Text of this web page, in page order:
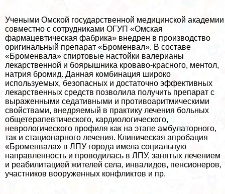
Учеными Омской государственной медицинской академии
совместно с сотрудниками ОГУП «Омская
фармацевтическая фабрика» внедрен в производство
оригинальный препарат «Броменвал». В составе
«Броменвала» спиртовые настойки валерианы
лекарственной и боярышника кроваво-красного, ментол,
натрия бромид. Данная комбинация широко
используемых, безопасных и достаточно эффективных
лекарственных средств позволила получить препарат с
выраженными седативными и противоаритмическими
свойствами, внедряемый в пpaктику лечения больных
общетерапевтического, кардиологического,
неврологического профиля как на этапе амбулаторного,
так и стационарного лечения. Клиническая апробация
«Броменвала» в ЛПУ города имела социальную
направленность и проводилась в ЛПУ, занятых лечением
и реабилитацией жителей села, инвалидов, пенсионеров,
участников вооруженных конфликтов и пр.